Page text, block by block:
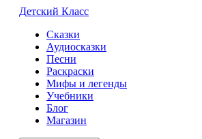
Детский Класс
Сказки
Аудиосказки
Песни
Раскраски
Мифы и легенды
Учебники
Блог
Магазин